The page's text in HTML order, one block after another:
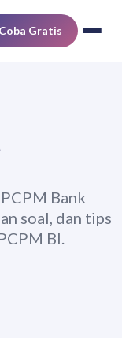
Coba Gratis
Bank
soal, dan tips
BI.